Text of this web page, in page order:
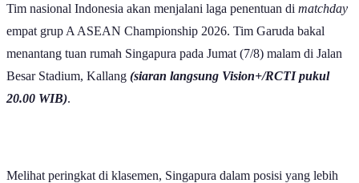
Tim nasional Indonesia akan menjalani laga penentuan di matchday
empat grup A ASEAN Championship 2026. Tim Garuda bakal
menantang tuan rumah Singapura pada Jumat (7/8) malam di Jalan
Besar Stadium, Kallang (siaran langsung Vision+/RCTI pukul
20.00 WIB).
Melihat peringkat di klasemen, Singapura dalam posisi yang lebih